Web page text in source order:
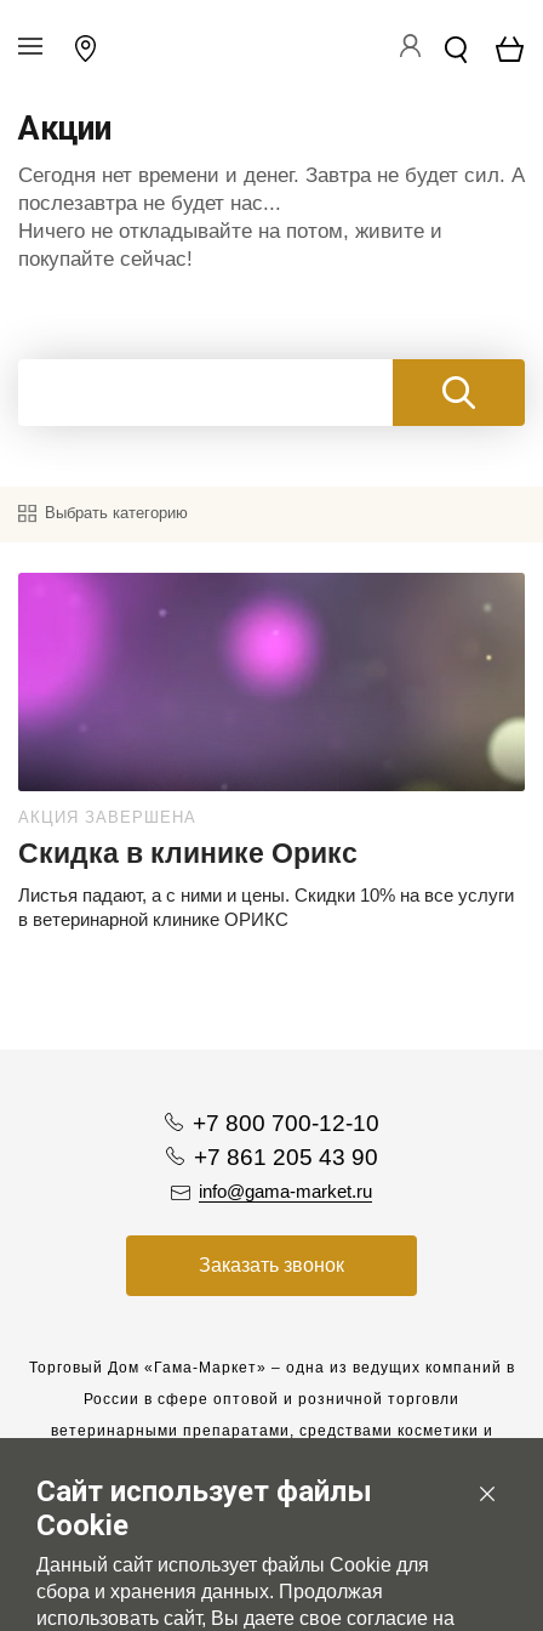
Акции
Сегодня нет времени и денег. Завтра не будет сил. А
послезавтра не будет нас...
Ничего не откладывайте на потом, живите и
покупайте сейчас!
Выбрать категорию
АКЦИЯ ЗАВЕРШЕНА
Скидка в клинике Орикс
Листья падают, а с ними и цены. Скидки 10% на все услуги
в ветеринарной клинике ОРИКС
+7 800 700-12-10
+7 861 205 43 90
info@gama-market.ru
Заказать звонок
Торговый Дом «Гама-Маркет» – одна из ведущих компаний в
России в сфере оптовой и розничной торговли
ветеринарными препаратами, средствами косметики и
Мы работаем с 2005 года. Мы приглашаем к сотрудничеству
новых клиентов и всегда рассчитываем на взаимовыгодные,
долгосрочные партнерские отношения.
Сайт использует файлы
Cookie
Данный сайт использует файлы Cookie для
сбора и хранения данных. Продолжая
использовать сайт, Вы даете свое согласие на